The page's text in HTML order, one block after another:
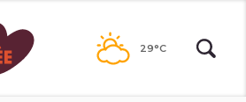
29°C